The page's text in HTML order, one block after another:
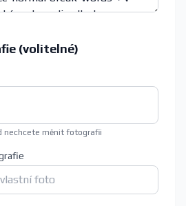
(volitelné)
nechcete měnit fotografii